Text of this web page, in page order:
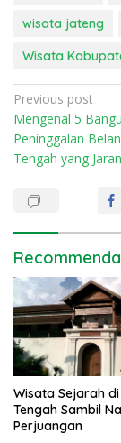
wisata jateng
Wisata
P
o
s
a
v
i
g
a
t
i
o
n
Previous post
Mengenal 5
Peninggalan
Tengah yang
Wisata Sejarah
Tengah Sambil
Perjuangan